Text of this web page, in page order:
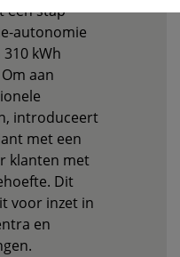
een stap
kWh
aan
introduceert
met een
klanten met
Dit
voor inzet in
en